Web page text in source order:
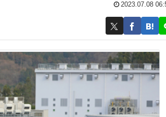
2023.07.08